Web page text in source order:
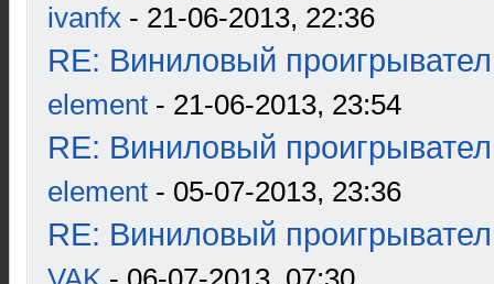
ivanfx - 21-06-2013, 22:36
RE: Виниловый
element - 21-06-2013, 23:54
RE: Виниловый
element - 05-07-2013, 23:36
RE: Виниловый